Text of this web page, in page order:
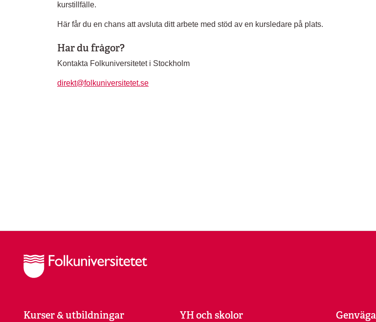
kurstillfälle.
Här får du en chans att avsluta ditt arbete med stöd av en kursledare på plats.
Har du frågor?
Kontakta Folkuniversitetet i Stockholm
direkt@folkuniversitetet.se
Kurser & utbildningar YH och skolor